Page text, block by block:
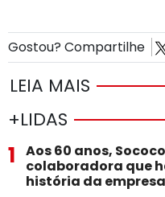
Gostou? Compartilhe
LEIA MAIS
+LIDAS
1
Aos 60 anos,
colaboradora que
história da empresa